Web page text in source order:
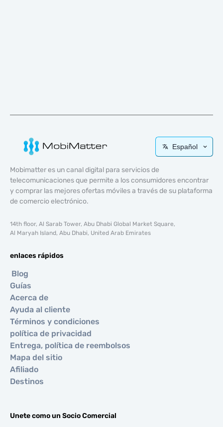
Español
Mobimatter es un canal digital para servicios de
telecomunicaciones que permite a los consumidores encontrar
y comprar las mejores ofertas móviles a través de su plataforma
de comercio electrónico.
14th floor, Al Sarab Tower, Abu Dhabi Global Market Square,
Al Maryah Island, Abu Dhabi, United Arab Emirates
enlaces rápidos
Blog
Guías
Acerca de
Ayuda al cliente
Términos y condiciones
política de privacidad
Entrega, política de reembolsos
Mapa del sitio
Afiliado
Destinos
Unete como un Socio Comercial